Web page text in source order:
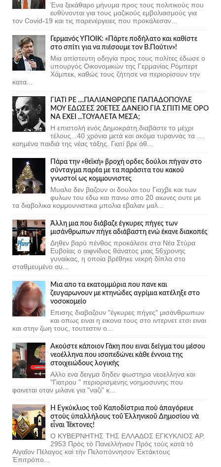
Ένα ξεκάθαρο μήνυμα προς τους πολιτικούς που
ευθύνονται για τους μαζικούς εμβολιασμούς για
τον Covid-19 και τις παρενέργειες που προκάλεσαν...
Γερμανός ΥΠΟΙΚ: «Πάρτε ποδήλατο και καθίστε
στο σπίτι για να πιέσουμε τον Β.Πούτιν»!
Μια απίστευτη οδηγία προς τους πολίτες έδωσε ο
υπουργός Οικονομικών της Γερμανίας Ρόμπερτ
Χάμπεκ, καθώς τους ζήτησε να περιορίσουν την
κατα...
ΓΙΑΤΙ ΡΕ ....ΠΑΛΙΑΝΘΡΩΠΕ ΠΑΠΑΔΟΠΟΥΛΕ
ΜΟΥ ΕΔΩΣΕΣ 20ΕΤΕΣ ΔΑΝΕΙΟ ΓΙΑ ΣΠΙΤΙ ΜΕ ΟΡΟ
ΝΑ ΕΧΕΙ ...ΤΟΥΑΛΕΤΑ ΜΕΣΑ;
Η επιστολή ενός Δημοκράτη,διαβάστε το μέχρι
τέλους...40 χρόνια μετά και ακόμα τυραννάς τα ....
καημένα παιδιά της νέας τάξης. Γιατί βρε άθ...
Πάρα την «θεϊκή» βροχή ορδες δούλοι πήγαν στο
σύνταγμα παρέα με τα παράσιτα του κακού
γνωστοί ως κομμουνιστες
Μυαλο δεν βαζουν οι δουλοι του Γιαχβε και των
φυλων του εδω και πανω απο 20 αιωνες ουτε με
τα διαβολικα κομμουνιστικα μπολια εβαλαν μαλ...
Άλλη μια που διάβαζε έγκυρες πήγες των
μισάνθρωπων πήγε αδιάβαστη ενώ έκανε διακοπές
Δηθεν βαρύ πένθος προκάλεσε στα Νέα Στύρα
Ευβοίας ο αιφνίδιος θάνατος μιας 56χρονης
γυναίκας, η οποία βρέθηκε νεκρή δίπλα στο
σταθμευμένο αυ...
Μια απο τα εκατομμύρια που πανε και
ζευγαρωνουν με κτηνώδες αγρίμια κατέληξε στο
νοσοκομείο
Επισης διαβαζουν "έγκυρες πήγες" μισάνθρωπων
και οπως ειναι η εικονα τους στο ιντερνετ ετσι ειναι
και στην ζωη τους, τουτεστιν ο...
Ακούστε κάποιον Γάκη που ειναι δείγμα του μέσου
νεοέλληνα που ισοπεδώνει κάθε έννοια της
στοιχειώδους λογικής
Αλλο ενα δειγμα δηδεν φωστηρα νεοελληνα και
"Γιατρου " περιορισμενης νοημοσυνης που
φαινεται οταν μιλανε για "ναζι" κ...
Ἡ Ἐγκύκλιος τοῦ Καποδίστρια ποὺ ἀπαγόρευε
στοὺς ὑπαλλήλους τοῦ Ἑλληνικοῦ Δημοσίου νὰ
εἶναι Τέκτονες!
Ο ΚΥΒΕΡΝΗΤΗΣ ΤΗΣ ΕΛΛΑΔΟΣ ΕΓΚΥΚΛΙΟΣ ΑΡ.
2953 Πρὸς τὸ Πανελλήνιον Πρὸς τοὺς κατὰ τὸ
Αἰγαῖον Πέλαγος καὶ τὴν Πελοπόννησον Ἐκτάκτους
Ἐπιτρόπο...